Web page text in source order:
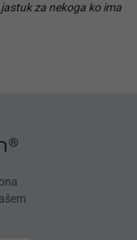
za nekoga ko ima